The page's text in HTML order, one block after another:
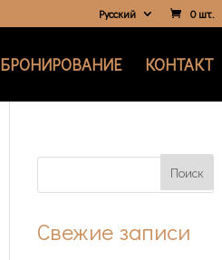
Русский 0 шт.
БРОНИРОВАНИЕ КОНТАКТ
Свежие записи